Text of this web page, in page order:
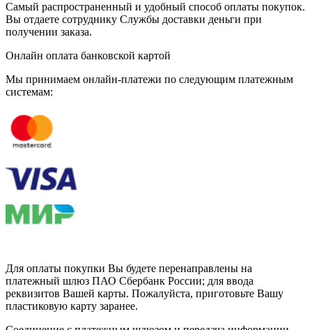
Самый распространенный и удобный способ оплаты покупок.
Вы отдаете сотруднику Службы доставки деньги при
получении заказа.
Онлайн оплата банковской картой
Мы принимаем онлайн-платежи по cледующим платежным
системам:
Для оплаты покупки Вы будете перенаправлены на
платежный шлюз ПАО Сбербанк России; для ввода
реквизитов Вашей карты. Пожалуйста, приготовьте Вашу
пластиковую карту заранее.